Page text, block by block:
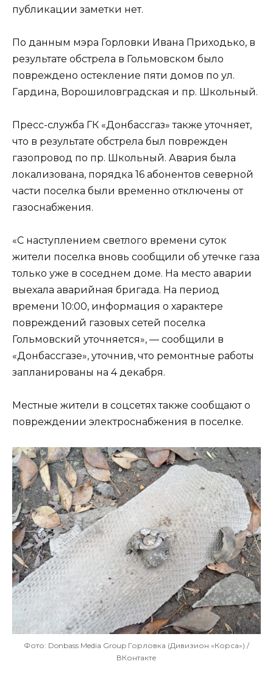
публикации заметки нет.
По данным мэра Горловки Ивана Приходько, в
результате обстрела в Гольмовском было
повреждено остекление пяти домов по ул.
Гардина, Ворошиловградская и пр. Школьный.
Пресс-служба ГК «Донбассгаз» также уточняет,
что в результате обстрела был поврежден
газопровод по пр. Школьный. Авария была
локализована, порядка 16 абонентов северной
части поселка были временно отключены от
газоснабжения.
«С наступлением светлого времени суток
жители поселка вновь сообщили об утечке газа
только уже в соседнем доме. На место аварии
выехала аварийная бригада. На период
времени 10:00, информация о характере
повреждений газовых сетей поселка
Гольмовский уточняется», — сообщили в
«Донбассгазе», уточнив, что ремонтные работы
запланированы на 4 декабря.
Местные жители в соцсетях также сообщают о
повреждении электроснабжения в поселке.
Фото: Donbass Media Group Горловка (Дивизион «Корса») /
ВКонтакте